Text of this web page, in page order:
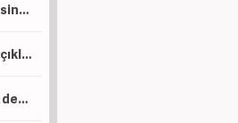
Sıfır konut alımı 4 yılın zirvesinde!
IMF'nin giremediği 13 ülke açıklandı! Avrupa ve Afrika'dan ülkeler şaşırttı...
Buffett giderayak en büyük dersi verdi: İşte efsanevi yatırımcının unutamadığı hatası